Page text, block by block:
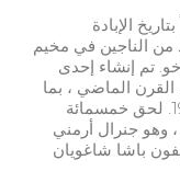
الإبادة
تم نقل العديد من الناجين في مخيم
تم إنشاء إحدى
الماضي ، بما
في ذلك أكبرهم، هاوريسك عام 1927-1928. لحق خمسمائة
وهو جنرال أرمني
باشا شاغويان